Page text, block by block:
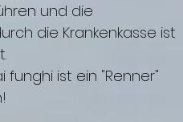
und die
die Krankenkasse ist
funghi ist ein "Renner"